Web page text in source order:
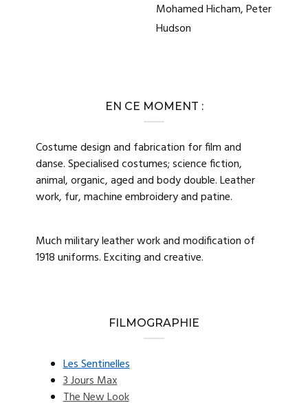
Mohamed Hicham, Peter
Hudson
EN CE MOMENT :
Costume design and fabrication for film and
danse. Specialised costumes; science fiction,
animal, organic, aged and body double. Leather
work, fur, machine embroidery and patine.
Much military leather work and modification of
1918 uniforms. Exciting and creative.
FILMOGRAPHIE
Les Sentinelles
3 Jours Max
The New Look